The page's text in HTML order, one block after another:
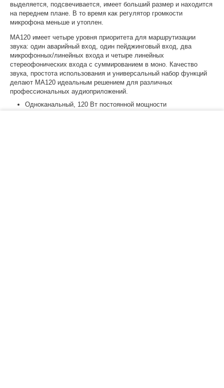
выделяется, подсвечивается, имеет больший размер и находится
на переднем плане. В то время как регулятор громкости
микрофона меньше и утоплен.
MA120 имеет четыре уровня приоритета для маршрутизации
звука: один аварийный вход, один пейджинговый вход, два
микрофонных/линейных входа и четыре линейных
стереофонических входа с суммированием в моно. Качество
звука, простота использования и универсальный набор функций
делают MA120 идеальным решением для различных
профессиональных аудиоприложений.
Одноканальный, 120 Вт постоянной мощности